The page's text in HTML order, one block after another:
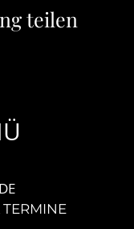
teilen
TERMINE